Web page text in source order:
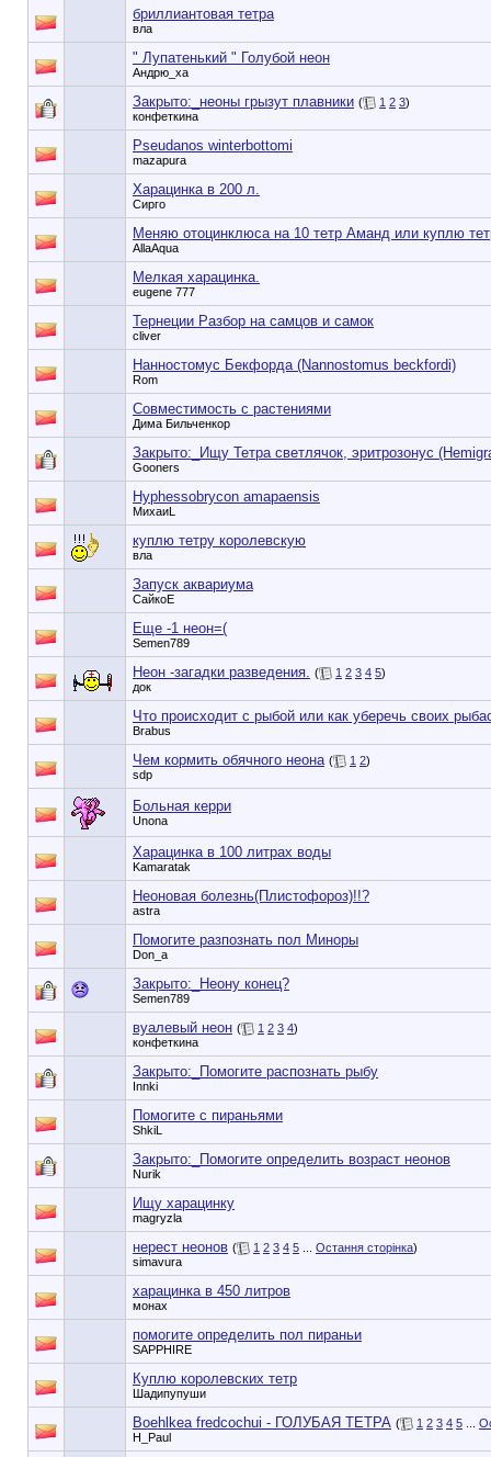
бриллиантовая тетра
вла
" Лупатенький " Голубой неон
Андрю_ха
Закрыто:_ неоны грызут плавники ( 1 2 3)
конфеткина
Pseudanos winterbottomi
mazapura
Харацинка в 200 л.
Сирго
Меняю отоцинклюса на 10 тетр Аманд или куплю
AllaAqua
Мелкая харацинка.
eugene 777
Тернеции Разбор на самцов и самок
cliver
Нанностомус Бекфорда (Nannostomus beckfordi)
Rom
Совместимость с растениями
Дима Бильченкор
Закрыто:_ Ищу Тетра светлячок, эритрозонус
Gooners
Hyphessobrycon amapaensis
МихаиL
куплю тетру королевскую
вла
Запуск аквариума
СайкоЕ
Еще -1 неон=(
Semen789
Неон -загадки разведения. ( 1 2 3 4 5)
док
Что происходит с рыбой или как уберечь своих
Brabus
Чем кормить обячного неона ( 1 2)
sdp
Больная керри
Unona
Харацинка в 100 литрах воды
Kamaratak
Неоновая болезнь(Плистофороз)!!?
astra
Помогите разпознать пол Миноры
Don_a
Закрыто:_ Неону конец?
Semen789
вуалевый неон ( 1 2 3 4)
конфеткина
Закрыто:_ Помогите распознать рыбу
Innki
Помогите с пираньями
ShkiL
Закрыто:_ Помогите определить возраст неонов
Nurik
Ищу харацинку
magryzla
нерест неонов ( 1 2 3 4 5 Остання сторінка)
simavura
харацинка в 450 литров
монах
помогите определить пол пираньи
SAPPHIRE
Куплю королевских тетр
Шадипупуши
Boehlkea fredcochui - ГОЛУБАЯ ТЕТРА ( 1 2 3 4 5
H_Paul